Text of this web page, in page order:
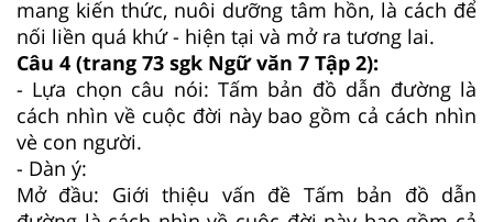
mang kiến thức, nuôi dưỡng tâm hồn, là cách để
nối liền quá khứ - hiện tại và mở ra tương lai.
Câu 4 (trang 73 sgk Ngữ văn 7 Tập 2):
- Lựa chọn câu nói: Tấm bản đồ dẫn đường là
cách nhìn về cuộc đời này bao gồm cả cách nhìn
vè con người.
- Dàn ý:
Mở đầu: Giới thiệu vấn đề Tấm bản đồ dẫn